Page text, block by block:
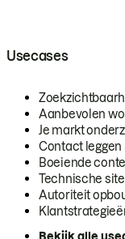
Usecases
Aanbevolen
Je markt
Contact
Boeiende
Technische
Autoriteit